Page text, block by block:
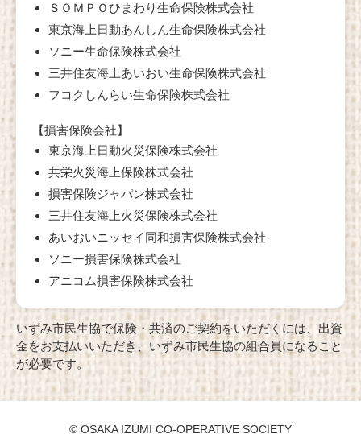
ＳＯＭＰＯひまわり生命保険株式会社
東京海上日動あんしん生命保険株式会社
ソニー生命保険株式会社
三井住友海上あいおい⽣命保険株式会社
フコクしんらい⽣命保険株式会社
【損害保険会社】
東京海上日動火災保険株式会社
共栄火災海上保険株式会社
損害保険ジャパン株式会社
三井住友海上火災保険株式会社
あいおいニッセイ同和損害保険株式会社
ソニー損害保険株式会社
アニコム損害保険株式会社
いずみ市民生協で保険・共済のご契約をいただくには、出資
金をお支払いいただき、いずみ市民生協の組合員になること
が必要です。
© OSAKA IZUMI CO-OPERATIVE SOCIETY